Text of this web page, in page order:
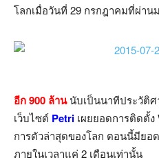
โลกเมื่อวันที่ 29 กรกฎาคมที่ผ่าน
อีก 900 ล้านนับเป็นนาทีประวัติศ
เว็บไซต์ Petri เผยยอดการติดตั้
การตัวล่าสุดของโลก ตอนนี้มียอ
ภายในเวลาแค่ 2 เดือนเท่านั้น